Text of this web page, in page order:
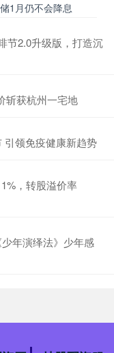
1月仍不会降息
节2.0升级版，打造沉
斩获杭州一宅地
引领免疫健康新趋势
，转股溢价率
年演绎法》少年感